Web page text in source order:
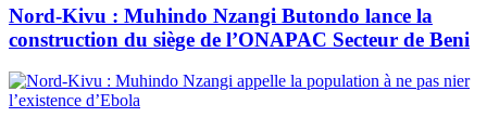
Nord-Kivu : Muhindo Nzangi Butondo lance la
construction du siège de l’ONAPAC Secteur de Beni